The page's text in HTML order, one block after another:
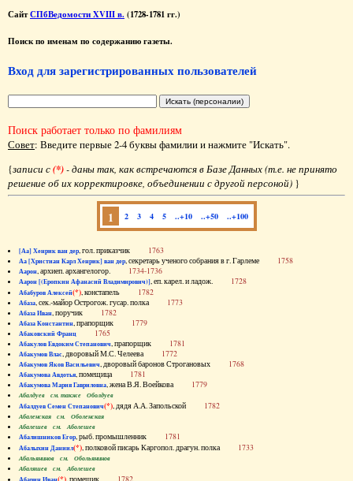
СайтСПбВедомости XVIII в. (1728-1781 гг.)
Поиск по именам по содержанию газеты.
Вход для зарегистрированных пользователей
Поиск работает только по фамилиям
Совет: Введите первые 2-4 буквы фамилии и нажмите "Искать".
{записи с(*)- даны так, как встречаются в Базе Данных (т.е. не принято
решение об их корректировке, объединении с другой персоной) }
1 2 3 4 5 ..+10 ..+50 ..+100
[Аа] Хенрик ван дер, гол. приказчик 1763
Аа [Христиан Карл Хенрик] ван дер, секретарь ученого собрания в г. Гарлеме 1758
Аарон, архиеп. архангелогор. 1734-1736
Аарон [(Еропкин Афанасий Владимирович)], еп. карел. и ладож. 1728
Абабуров Алексей(*), констапель 1782
Абаза, сек.-майор Острогож. гусар. полка 1773
Абаза Иван, поручик 1782
Абаза Константин, прапорщик 1779
Абаковский Франц 1765
Абакулов Евдоким Степанович, прапорщик 1781
Абакумов Влас, дворовый М.С. Челеева 1772
Абакумов Яков Васильевич, дворовый баронов Строгановых 1768
Абакумова Авдотья, помещица 1781
Абакумова Мария Гавриловна, жена В.Я. Воейкова 1779
Абалдуев см. также Оболдуев
Абалдуев Семен Степанович(*), дядя А.А. Запольской 1782
Абаленская см. Оболенская
Абалешев см. Аболешев
Абалишников Егор, рыб. промышленник 1781
Абалыхин Даниил(*), полковой писарь Каргопол. драгун. полка 1733
Абальянинов см. Обольянинов
Абаляшев см. Аболешев